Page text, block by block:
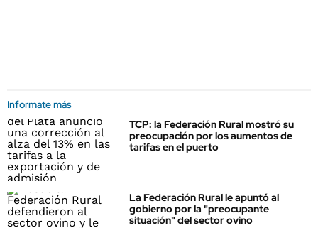
Informate más
TCP: la Federación Rural mostró su
preocupación por los aumentos de
tarifas en el puerto
La Federación Rural le apuntó al
gobierno por la "preocupante
situación" del sector ovino